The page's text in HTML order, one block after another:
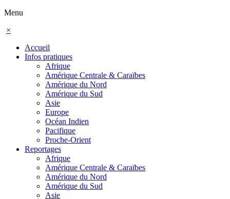
Menu
×
Accueil
Infos pratiques
Afrique
Amérique Centrale & Caraïbes
Amérique du Nord
Amérique du Sud
Asie
Europe
Océan Indien
Pacifique
Proche-Orient
Reportages
Afrique
Amérique Centrale & Caraïbes
Amérique du Nord
Amérique du Sud
Asie